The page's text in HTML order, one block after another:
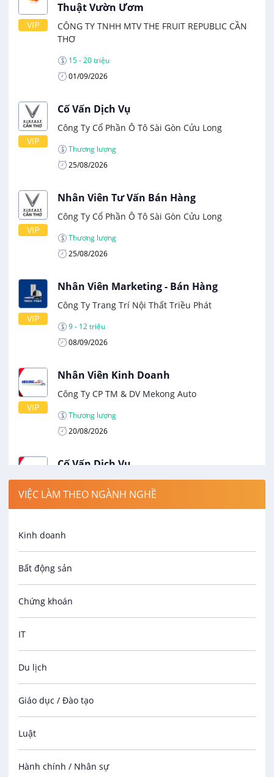
VIP
Thuật Vườn Ươm
CÔNG TY TNHH MTV THE FRUIT REPUBLIC CẦN
THƠ
15 - 20 triệu
01/09/2026
VIP
Cố Vấn Dịch Vụ
Công Ty Cổ Phần Ô Tô Sài Gòn Cửu Long
Thương lượng
25/08/2026
VIP
Nhân Viên Tư Vấn Bán Hàng
Công Ty Cổ Phần Ô Tô Sài Gòn Cửu Long
Thương lượng
25/08/2026
VIP
Nhân Viên Marketing - Bán Hàng
Công Ty Trang Trí Nội Thất Triều Phát
9 - 12 triệu
08/09/2026
VIP
Nhân Viên Kinh Doanh
Công Ty CP TM & DV Mekong Auto
Thương lượng
20/08/2026
VIP
Cố Vấn Dịch Vụ
Công Ty CP TM & DV Mekong Auto
VIP
Kế Toán Bán Hàng
Công Ty Cổ Phần Đầu Tư Hải Sản Sống Nguyễn
Gia
12 - 15 triệu
13/08/2026
VIP
Nhân Viên CSKH/Telesale
Hoàng Táo Store
VIỆC LÀM THEO NGÀNH NGHỀ
Kinh doanh
Bất động sản
Chứng khoán
IT
Du lịch
Giáo dục / Đào tạo
Luật
Hành chính / Nhân sự